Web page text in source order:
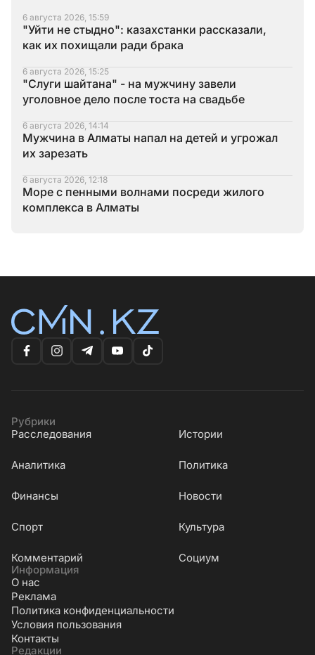
6 августа 2026, 15:59
"Уйти не стыдно": казахстанки рассказали,
как их похищали ради брака
6 августа 2026, 15:25
"Слуги шайтана" - на мужчину завели
уголовное дело после тоста на свадьбе
6 августа 2026, 14:14
Мужчина в Алматы напал на детей и угрожал
их зарезать
6 августа 2026, 12:18
Море с пенными волнами посреди жилого
комплекса в Алматы
Рубрики
Расследования
Истории
Аналитика Политика
Финансы Новости
Cпорт Культура
Комментарий
Социум
Информация
О нас
Реклама
Политика конфиденциальности
Условия пользования
Контакты
Редакции